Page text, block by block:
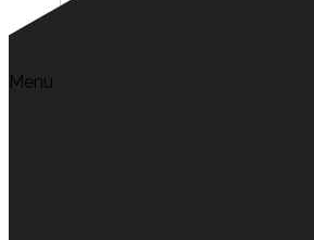
Menu